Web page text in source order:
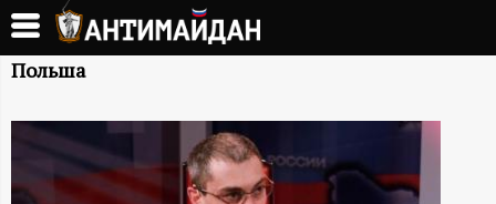
Перейти
основному
А
Н
Т
Польша